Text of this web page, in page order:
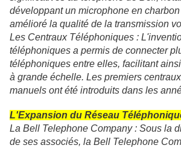
développant un microphone en
amélioré la qualité de la transmission
Les Centraux Téléphoniques :
téléphoniques a permis de connecter
téléphoniques entre elles, facilitant
à grande échelle. Les premiers
manuels ont été introduits dans les
L'Expansion du Réseau
La Bell Telephone Company : Sous la
de ses associés, la Bell Telephone